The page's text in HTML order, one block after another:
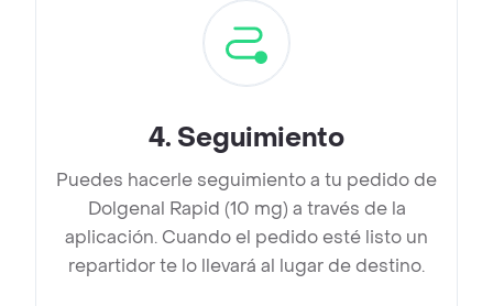
4. Seguimiento
Puedes hacerle seguimiento a tu pedido de
Dolgenal Rapid (10 mg) a través de la
aplicación. Cuando el pedido esté listo un
repartidor te lo llevará al lugar de destino.